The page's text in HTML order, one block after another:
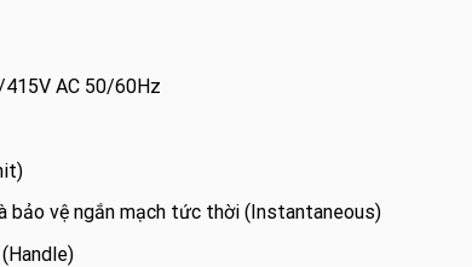
AC 50/60Hz
bảo vệ ngắn mạch tức thời (Instantaneous)